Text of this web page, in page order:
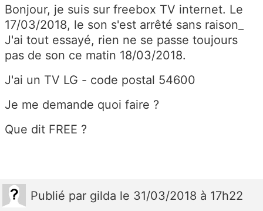
Bonjour, je suis sur freebox TV internet. Le
17/03/2018, le son s'est arrêté sans raison_
J'ai tout essayé, rien ne se passe toujours
pas de son ce matin 18/03/2018.
J'ai un TV LG - code postal 54600
Je me demande quoi faire ?
Que dit FREE ?
Publié par gilda le 31/03/2018 à 17h22